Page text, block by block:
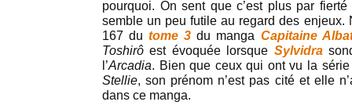
pourquoi. On sent que c’est plus par
semble un peu futile au regard des enjeux.
167 dutome 3 du manga Capitaine
Toshirô est évoquée lorsque Sylvidra
l’Arcadia. Bien que ceux qui ont vu la série
Stellie, son prénom n’est pas cité et elle
dans ce manga.